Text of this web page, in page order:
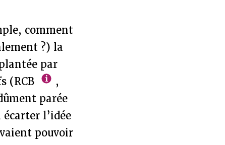
comment
?) la
par
(RCB
,
parée
l’idée
pouvoir